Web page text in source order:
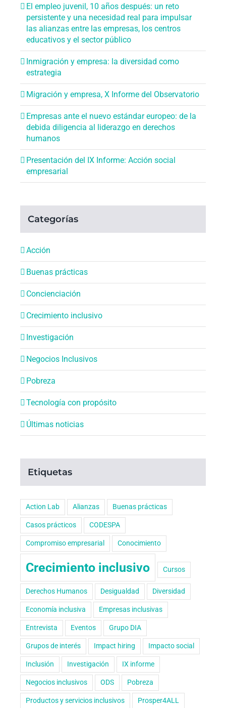
El empleo juvenil, 10 años después: un reto
persistente y una necesidad real para impulsar
las alianzas entre las empresas, los centros
educativos y el sector público
Inmigración y empresa: la diversidad como
estrategia
Migración y empresa, X Informe del Observatorio
Empresas ante el nuevo estándar europeo: de la
debida diligencia al liderazgo en derechos
humanos
Presentación del IX Informe: Acción social
empresarial
Categorías
Acción
Buenas prácticas
Concienciación
Crecimiento inclusivo
Investigación
Negocios Inclusivos
Pobreza
Tecnología con propósito
Últimas noticias
Etiquetas
Action Lab Alianzas Buenas prácticas
Casos prácticos CODESPA
Compromiso empresarial Conocimiento
Crecimiento inclusivo Cursos
Derechos Humanos Desigualdad Diversidad
Economía inclusiva Empresas inclusivas
Entrevista Eventos Grupo DIA
Grupos de interés Impact hiring Impacto social
Inclusión Investigación IX informe
Negocios inclusivos ODS Pobreza
Productos y servicios inclusivos Prosper4ALL